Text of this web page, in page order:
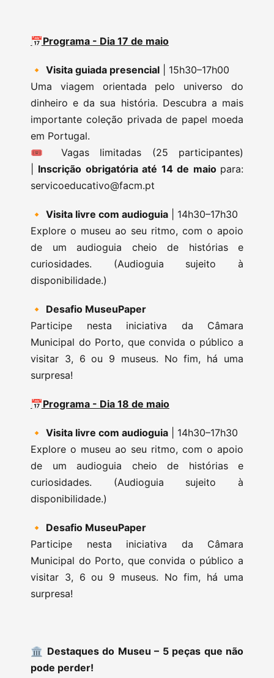
📅Programa - Dia 17 de maio
🔸 Visita guiada presencial | 15h30–17h00
Uma viagem orientada pelo universo do
dinheiro e da sua história. Descubra a mais
importante coleção privada de papel moeda
em Portugal.
🎟️ Vagas limitadas (25 participantes)
Inscrição obrigatória até 14 de maio para:
servicoeducativo@facm.pt
🔸 Visita livre com audioguia | 14h30–17h30
Explore o museu ao seu ritmo, com o apoio
de um audioguia cheio de histórias e
curiosidades. (Audioguia sujeito à
disponibilidade.)
🔸 Desafio MuseuPaper
Participe nesta iniciativa da Câmara
Municipal do Porto, que convida o público a
visitar 3, 6 ou 9 museus. No fim, há uma
surpresa!
📅Programa - Dia 18 de maio
🔸 Visita livre com audioguia | 14h30–17h30
Explore o museu ao seu ritmo, com o apoio
de um audioguia cheio de histórias e
curiosidades. (Audioguia sujeito à
disponibilidade.)
🔸 Desafio MuseuPaper
Participe nesta iniciativa da Câmara
Municipal do Porto, que convida o público a
visitar 3, 6 ou 9 museus. No fim, há uma
surpresa!
🏛️ Destaques do Museu – 5 peças que não
pode perder!